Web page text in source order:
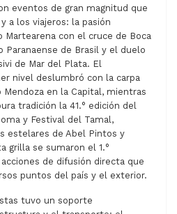
eventos de gran magnitud que
a los viajeros: la pasión
con el cruce de Boca
de Brasil y el duelo
de Mar del Plata. El
nivel deslumbró con la carpa
Mendoza en la Capital, mientras
tradición la 41.° edición del
y Festival del Tamal,
estelares de Abel Pintos y
grilla se sumaron el 1.°
de difusión directa que
puntos del país y el exterior.
tuvo un soporte